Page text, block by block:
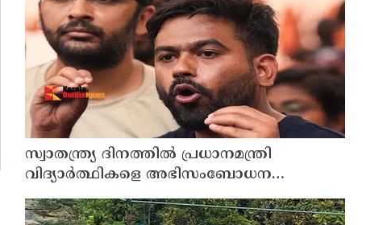
സ്വാതന്ത്ര്യ ദിനത്തില്‍ പ്രധാനമന്ത്രി
വിദ്യാര്‍ത്ഥികളെ അഭിസംബോധന
ചെയ്യണം; ആവശ്യവുമായി അഭിജീത്
ദീപ്കെ